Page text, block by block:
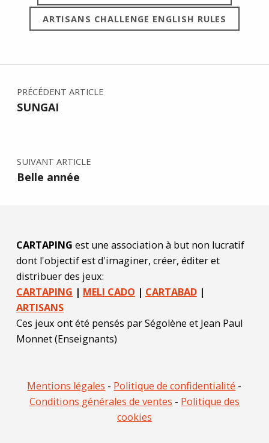
ARTISANS CHALLENGE ENGLISH RULES
PRÉCÉDENT ARTICLE
SUNGAI
SUIVANT ARTICLE
Belle année
CARTAPING est une association à but non lucratif
dont l'objectif est d'imaginer, créer, éditer et
distribuer des jeux:
CARTAPING | MELI CADO | CARTABAD |
ARTISANS
Ces jeux ont été pensés par Ségolène et Jean Paul
Monnet (Enseignants)
Mentions légales - Politique de confidentialité -
Conditions générales de ventes - Politique des
cookies